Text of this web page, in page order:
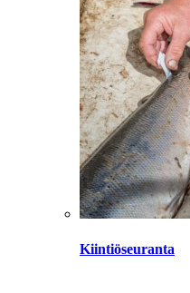
Kiintiöseuranta